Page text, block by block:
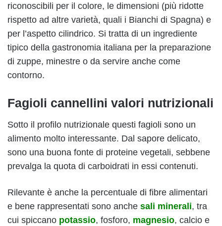
riconoscibili per il colore, le dimensioni (più ridotte
rispetto ad altre varietà, quali i Bianchi di Spagna) e
per l’aspetto cilindrico. Si tratta di un ingrediente
tipico della gastronomia italiana per la preparazione
di zuppe, minestre o da servire anche come
contorno.
Fagioli cannellini valori nutrizionali
Sotto il profilo nutrizionale questi fagioli sono un
alimento molto interessante. Dal sapore delicato,
sono una buona fonte di proteine vegetali, sebbene
prevalga la quota di carboidrati in essi contenuti.
Rilevante è anche la percentuale di fibre alimentari
e bene rappresentati sono anche sali minerali, tra
cui spiccano potassio, fosforo, magnesio, calcio e